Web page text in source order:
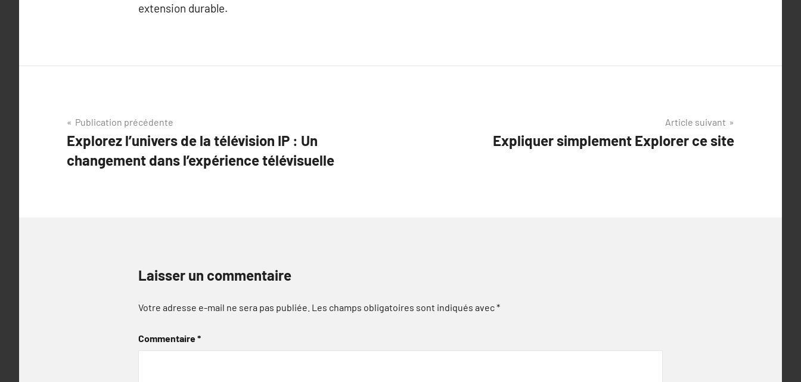
extension durable.
Navigation
de
l’article
Publication précédente
Explorez l’univers de la télévision IP : Un
changement dans l’expérience télévisuelle
Article suivant
Expliquer simplement Explorer ce site
Laisser un commentaire
Votre adresse e-mail ne sera pas publiée. Les champs obligatoires sont indiqués avec*
Commentaire*